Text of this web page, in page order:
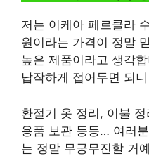
저는 이케아 페르클라
원이라는 가격이 정말
높은 제품이라고 생각
납작하게 접어두면 되
환절기 옷 정리, 이불
용품 보관 등등… 여러
는 정말 무궁무진할 거